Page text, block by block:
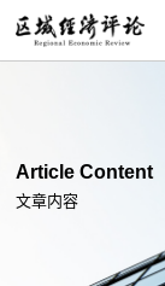
Article Content
文章内容